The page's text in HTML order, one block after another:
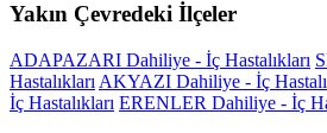
Yakın Çevredeki İlçeler
ADAPAZARI Dahiliye - İç Hastalıkları
Hastalıkları AKYAZI Dahiliye - İç
İç Hastalıkları ERENLER Dahiliye - İç